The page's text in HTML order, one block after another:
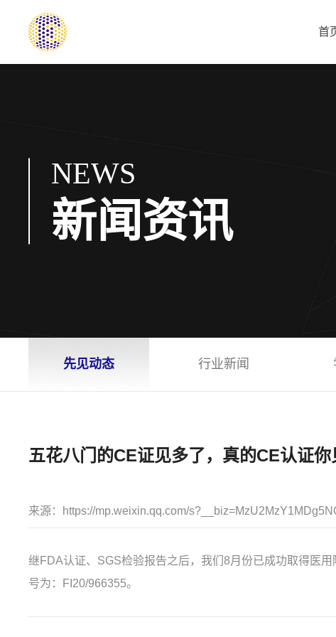
首
NEWS
新闻资讯
先见动态 行业新闻
五花八门的CE证见多了，真的CE认证你
来源： https://mp.weixin.qq.com/
继FDA认证、SGS检验报告之后，我们8月份已成功取得医
号为：FI20/966355。